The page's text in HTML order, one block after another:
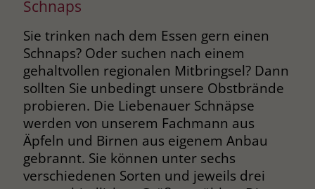
Schnaps
Sie trinken nach dem Essen gern einen
Schnaps? Oder suchen nach einem
gehaltvollen regionalen Mitbringsel? Dann
sollten Sie unbedingt unsere Obstbrände
probieren. Die Liebenauer Schnäpse
werden von unserem Fachmann aus
Äpfeln und Birnen aus eigenem Anbau
gebrannt. Sie können unter sechs
verschiedenen Sorten und jeweils drei